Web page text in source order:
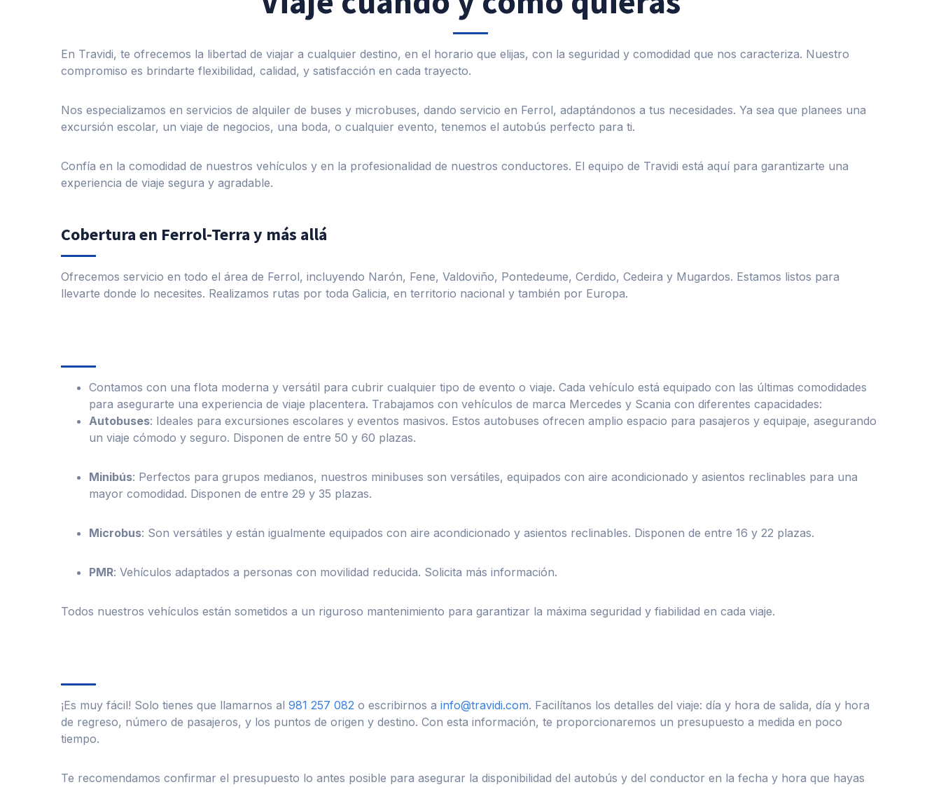
En Travidi, te ofrecemos la libertad de viajar a cualquier destino, en el horario que elijas, con la seguridad y comodidad que nos caracteriza. Nuestro
compromiso es brindarte flexibilidad, calidad, y satisfacción en cada trayecto.
Nos especializamos en servicios de alquiler de buses y microbuses, dando servicio en Ferrol, adaptándonos a tus necesidades. Ya sea que planees una
excursión escolar, un viaje de negocios, una boda, o cualquier evento, tenemos el autobús perfecto para ti.
Confía en la comodidad de nuestros vehículos y en la profesionalidad de nuestros conductores. El equipo de Travidi está aquí para garantizarte una
experiencia de viaje segura y agradable.
Cobertura en Ferrol-Terra y más allá
Ofrecemos servicio en todo el área de Ferrol, incluyendo Narón, Fene, Valdoviño, Pontedeume, Cerdido, Cedeira y Mugardos. Estamos listos para
llevarte donde lo necesites. Realizamos rutas por toda Galicia, en territorio nacional y también por Europa.
Contamos con una flota moderna y versátil para cubrir cualquier tipo de evento o viaje. Cada vehículo está equipado con las últimas comodidades
para asegurarte una experiencia de viaje placentera. Trabajamos con vehículos de marca Mercedes y Scania con diferentes capacidades:
Autobuses: Ideales para excursiones escolares y eventos masivos. Estos autobuses ofrecen amplio espacio para pasajeros y equipaje, asegurando
un viaje cómodo y seguro. Disponen de entre 50 y 60 plazas.
Minibús: Perfectos para grupos medianos, nuestros minibuses son versátiles, equipados con aire acondicionado y asientos reclinables para una
mayor comodidad. Disponen de entre 29 y 35 plazas.
Microbus: Son versátiles y están igualmente equipados con aire acondicionado y asientos reclinables. Disponen de entre 16 y 22 plazas.
PMR: Vehículos adaptados a personas con movilidad reducida. Solicita más información.
Todos nuestros vehículos están sometidos a un riguroso mantenimiento para garantizar la máxima seguridad y fiabilidad en cada viaje.
¡Es muy fácil! Solo tienes que llamarnos al 981 257 082 o escribirnos a info@travidi.com. Facilítanos los detalles del viaje: día y hora de salida, día y hora
de regreso, número de pasajeros, y los puntos de origen y destino. Con esta información, te proporcionaremos un presupuesto a medida en poco
tiempo.
Te recomendamos confirmar el presupuesto lo antes posible para asegurar la disponibilidad del autobús y del conductor en la fecha y hora que hayas